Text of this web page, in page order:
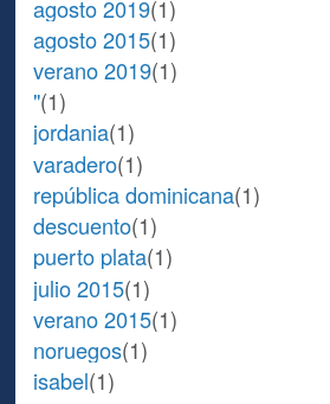
agosto 2019(1)
agosto 2015(1)
verano 2019(1)
"(1)
jordania(1)
varadero(1)
república dominicana(1)
descuento(1)
puerto plata(1)
julio 2015(1)
verano 2015(1)
noruegos(1)
isabel(1)